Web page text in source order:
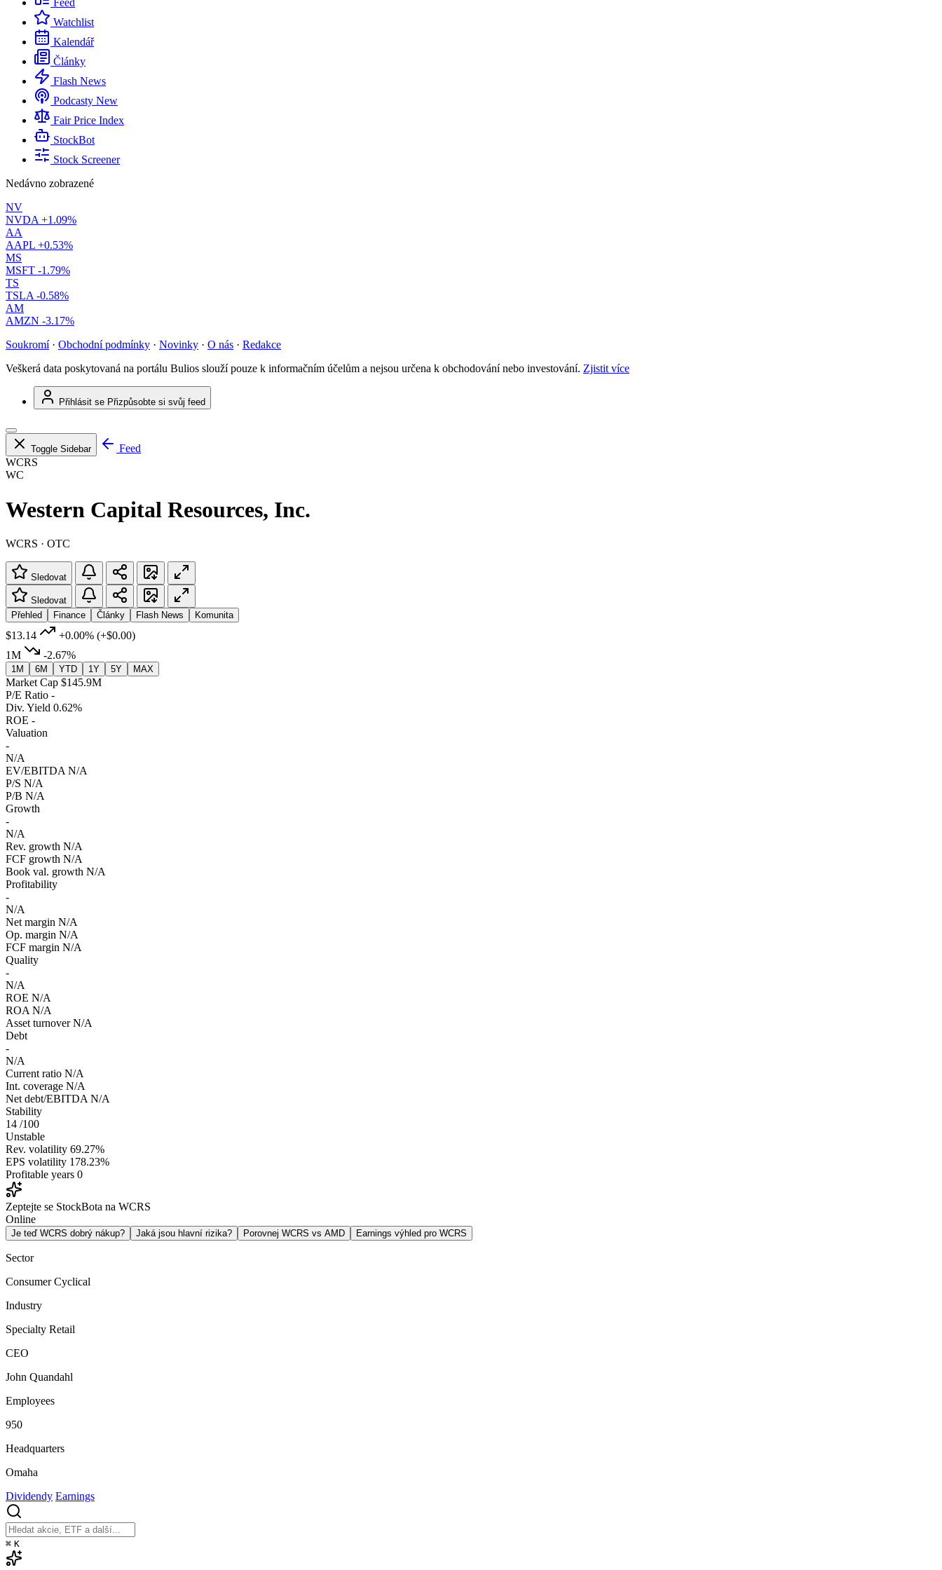
Feed
Watchlist
Kalendář
Články
Flash News
Podcasty New
Fair Price Index
StockBot
Stock Screener
Nedávno zobrazené
NV
NVDA +1.09%
AA
AAPL +0.53%
MS
MSFT -1.79%
TS
TSLA -0.58%
AM
AMZN -3.17%
Soukromí · Obchodní podmínky · Novinky · O nás · Redakce
Veškerá data poskytovaná na portálu Bulios slouží pouze k informačním účelům a nejsou určena k obchodování nebo investování. Zjistit více
Přihlásit se Přizpůsobte si svůj feed
Toggle Sidebar
Feed
WCRS
WC
Western Capital Resources, Inc.
WCRS · OTC
Sledovat
Sledovat
Přehled
Finance Články Flash News Komunita
$13.14 +0.00% (+$0.00)
1M
-2.67%
1M 6M YTD 1Y 5Y MAX
Market Cap $145.9M
P/E Ratio -
Div. Yield 0.62%
ROE -
Valuation
-
N/A
EV/EBITDA N/A
P/S N/A
P/B N/A
Growth
-
N/A
Rev. growth N/A
FCF growth N/A
Book val. growth N/A
Profitability
-
N/A
Net margin N/A
Op. margin N/A
FCF margin N/A
Quality
-
N/A
ROE N/A
ROA N/A
Asset turnover N/A
Debt
-
N/A
Current ratio N/A
Int. coverage N/A
Net debt/EBITDA N/A
Stability
14 /100
Unstable
Rev. volatility 69.27%
EPS volatility 178.23%
Profitable years 0
Zeptejte se StockBota na WCRS
Online
Je teď WCRS dobrý nákup? Jaká jsou hlavní rizika? Porovnej WCRS vs AMD Earnings výhled pro WCRS
Sector
Consumer Cyclical
Industry
Specialty Retail
CEO
John Quandahl
Employees
950
Headquarters
Omaha
Dividendy Earnings
⌘ K